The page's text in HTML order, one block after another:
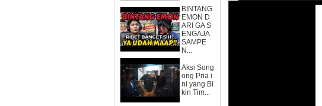
BINTANG
EMON D
ARI GA S
ENGAJA
SAMPE
N...
Aksi Song
ong Pria i
ni yang Bi
kin Tim...